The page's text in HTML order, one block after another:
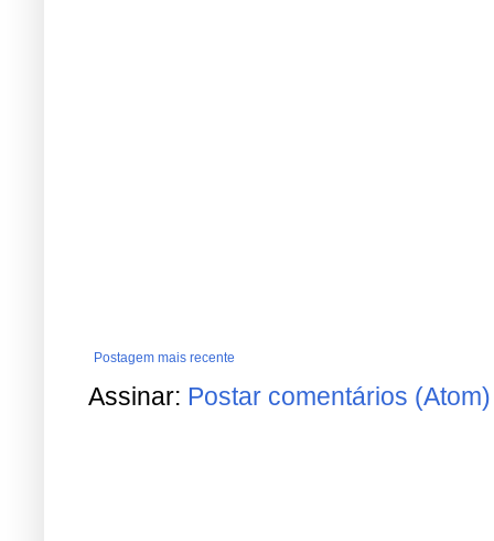
Postagem mais recente
Assinar: Postar comentários (Atom)